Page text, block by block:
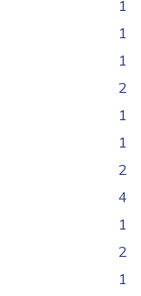
1
1
1
2
1
1
2
4
1
2
1